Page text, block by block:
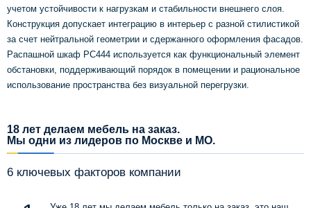
учетом устойчивости к нагрузкам и стабильности внешнего слоя.
Конструкция допускает интеграцию в интерьер с разной стилистикой
за счет нейтральной геометрии и сдержанного оформления фасадов.
Распашной шкаф PC444 используется как функциональный элемент
обстановки, поддерживающий порядок в помещении и рациональное
использование пространства без визуальной перегрузки.
18 лет делаем мебель на заказ.
Мы одни из лидеров по Москве и МО.
6 ключевых факторов компании